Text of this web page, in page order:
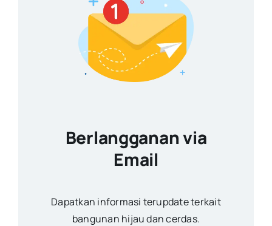
Berlangganan via
Email
Dapatkan informasi terupdate terkait
bangunan hijau dan cerdas.